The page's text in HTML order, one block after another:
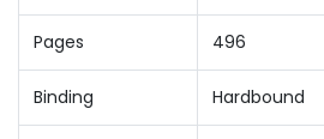
Pages 496
Binding Hardbound